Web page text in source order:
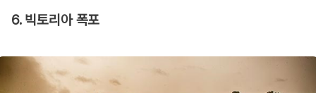
6. 빅토리아 폭포